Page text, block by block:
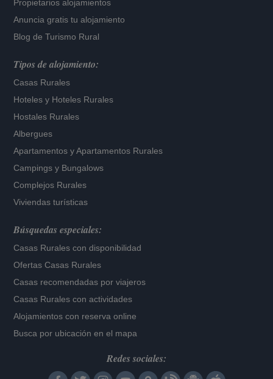
Propietarios alojamientos
Anuncia gratis tu alojamiento
Blog de Turismo Rural
Tipos de alojamiento:
Casas Rurales
Hoteles y Hoteles Rurales
Hostales Rurales
Albergues
Apartamentos yApartamentos Rurales
Campings y Bungalows
Complejos Rurales
Viviendas turísticas
Búsquedas especiales:
Casas Rurales con disponibilidad
Ofertas Casas Rurales
Casas recomendadas por viajeros
Casas Rurales con actividades
Alojamientos con reserva online
Busca por ubicación en el mapa
Redes sociales: